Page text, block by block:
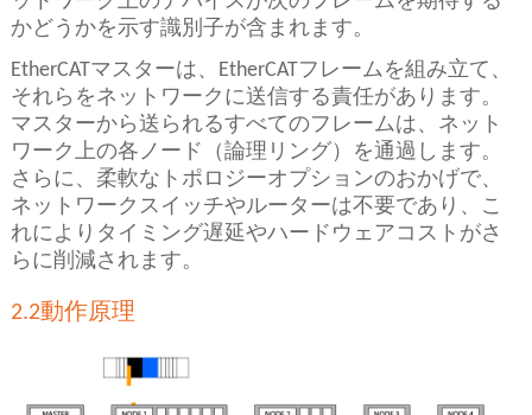
かどうかを示す識別子が含まれます。
EtherCATマスターは、EtherCATフレームを組み立て、
それらをネットワークに送信する責任があります。
マスターから送られるすべてのフレームは、ネット
ワーク上の各ノード（論理リング）を通過します。
さらに、柔軟なトポロジーオプションのおかげで、
ネットワークスイッチやルーターは不要であり、こ
れによりタイミング遅延やハードウェアコストがさ
らに削減されます。
2.2動作原理